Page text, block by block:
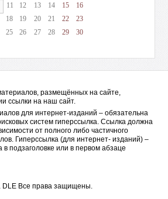
11 12 13 14 15
16
18 19 20 21 22
23
25 26 27 28 29
30
размещённых на сайте,
ссылки на наш сайт.
для интернет-изданий – обязательна
систем гиперссылка. Ссылка должна
от полного либо частичного
Гиперссылка (для интернет- изданий) –
подзаголовке или в первом абзаце
DLE Все права защищены.